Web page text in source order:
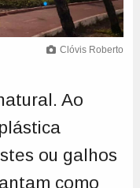
Clóvis Roberto
Ao
ou galhos
como